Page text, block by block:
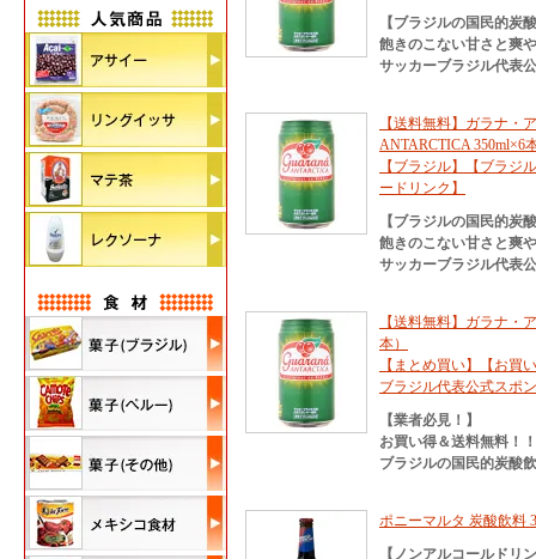
【ブラジルの国民的炭
飽きのこない甘さと爽
サッカーブラジル代表
【送料無料】ガラナ・
ANTARCTICA 350ml×6
【ブラジル】【ブラジ
ードリンク】
【ブラジルの国民的炭
飽きのこない甘さと爽
サッカーブラジル代表
【送料無料】ガラナ・
本）
【まとめ買い】【お買
ブラジル代表公式スポ
【業者必見！】
お買い得＆送料無料！！
ブラジルの国民的炭酸
ポニーマルタ 炭酸飲料
【ノンアルコールドリ